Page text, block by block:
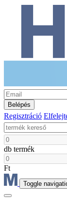
Belépés
Regisztráció
db termék
Ft
Toggle